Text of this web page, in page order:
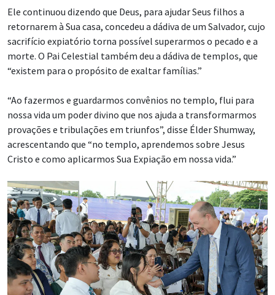
Ele continuou dizendo que Deus, para ajudar Seus filhos a
retornarem à Sua casa, concedeu a dádiva de um Salvador, cujo
sacrifício expiatório torna possível superarmos o pecado e a
morte. O Pai Celestial também deu a dádiva de templos, que
“existem para o propósito de exaltar famílias.”
“Ao fazermos e guardarmos convênios no templo, flui para
nossa vida um poder divino que nos ajuda a transformarmos
provações e tribulações em triunfos”, disse Élder Shumway,
acrescentando que “no templo, aprendemos sobre Jesus
Cristo e como aplicarmos Sua Expiação em nossa vida.”